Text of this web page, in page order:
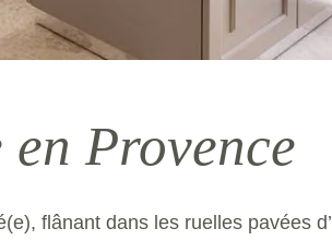
en Provence
flânant dans les ruelles pavées